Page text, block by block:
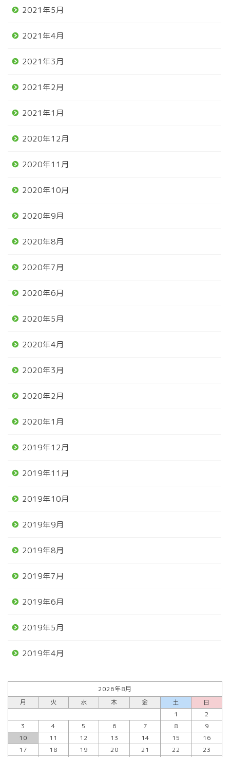
2021年5月
2021年4月
2021年3月
2021年2月
2021年1月
2020年12月
2020年11月
2020年10月
2020年9月
2020年8月
2020年7月
2020年6月
2020年5月
2020年4月
2020年3月
2020年2月
2020年1月
2019年12月
2019年11月
2019年10月
2019年9月
2019年8月
2019年7月
2019年6月
2019年5月
2019年4月
2026年8月
月
火 水 木 金 土
日
1
2
3
4 5 6 7 8
9
10
11 12 13 14 15
16
17
18 19 20 21 22
23